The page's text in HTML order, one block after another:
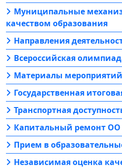
Муниципальные
качеством образования
Направления
Всероссийская
Материалы мероприятий
Государственная
Транспортная
Капитальный ремонт ОО
Прием в
Независимая оценка